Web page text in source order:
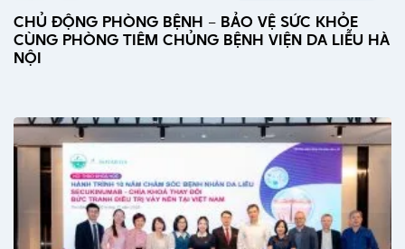
CHỦ ĐỘNG PHÒNG BỆNH – BẢO VỆ SỨC KHỎE
CÙNG PHÒNG TIÊM CHỦNG BỆNH VIỆN DA LIỄU HÀ
NỘI